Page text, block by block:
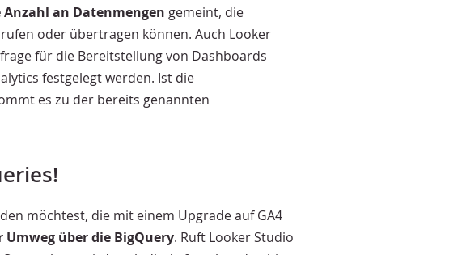
an Datenmengen gemeint, die
oder übertragen können. Auch Looker
für die Bereitstellung von Dashboards
festgelegt werden. Ist die
es zu der bereits genannten
möchtest, die mit einem Upgrade auf GA4
über die BigQuery. Ruft Looker Studio